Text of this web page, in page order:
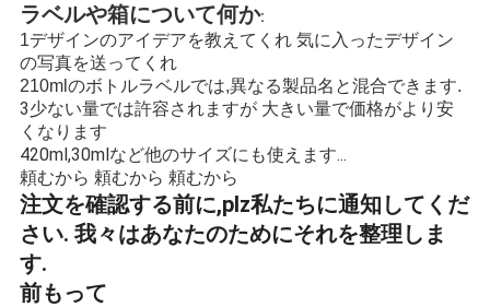
ラベルや箱について何か:
1デザインのアイデアを教えてくれ 気に入ったデザイン
の写真を送ってくれ
210mlのボトルラベルでは,異なる製品名と混合できます.
3少ない量では許容されますが 大きい量で価格がより安
くなります
420ml,30mlなど他のサイズにも使えます...
頼むから 頼むから 頼むから
注文を確認する前に,plz私たちに通知してくだ
さい. 我々はあなたのためにそれを整理しま
す.
前もって